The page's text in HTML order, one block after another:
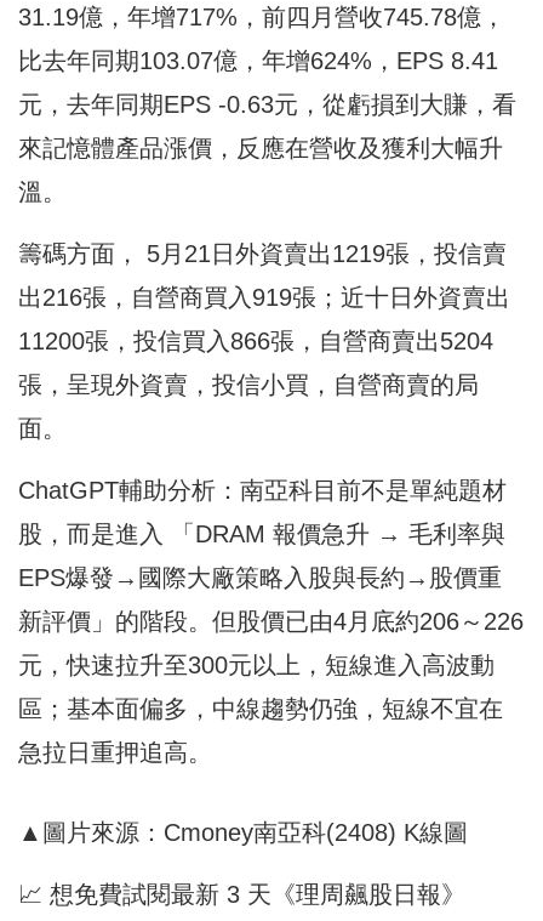
31.19億，年增717%，前四月營收745.78億，
比去年同期103.07億，年增624%，EPS 8.41
元，去年同期EPS -0.63元，從虧損到大賺，看
來記憶體產品漲價，反應在營收及獲利大幅升
溫。
籌碼方面， 5月21日外資賣出1219張，投信賣
出216張，自營商買入919張；近十日外資賣出
11200張，投信買入866張，自營商賣出5204
張，呈現外資賣，投信小買，自營商賣的局
面。
ChatGPT輔助分析：南亞科目前不是單純題材
股，而是進入 「DRAM 報價急升 → 毛利率與
EPS爆發→國際大廠策略入股與長約→股價重
新評價」的階段。但股價已由4月底約206～226
元，快速拉升至300元以上，短線進入高波動
區；基本面偏多，中線趨勢仍強，短線不宜在
急拉日重押追高。
▲圖片來源：Cmoney南亞科(2408) K線圖
📈 想免費試閱最新 3 天《理周飆股日報》